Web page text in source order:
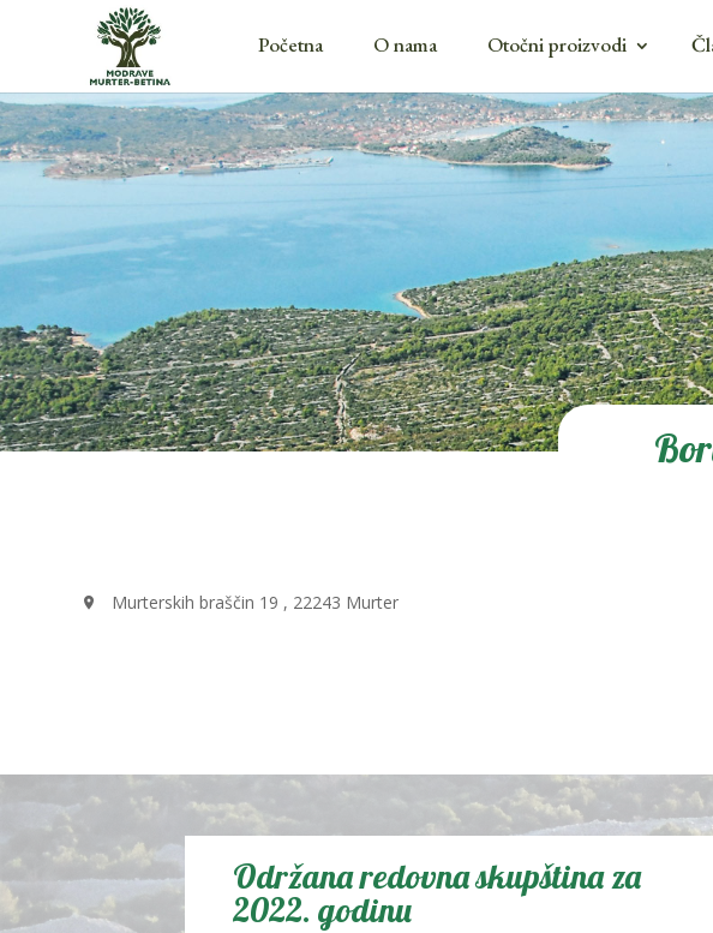
Početna O nama Otočni proizvodi
Murterskih braščin 19 , 22243 Murter
Održana redovna skupština za
2022. godinu